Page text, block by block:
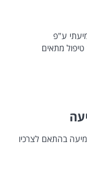
ע"פ
מתאים
בהתאם לצרכיו